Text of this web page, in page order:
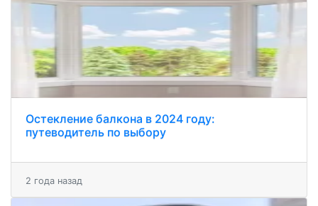
Остекление балкона в 2024 году:
путеводитель по выбору
2 года назад